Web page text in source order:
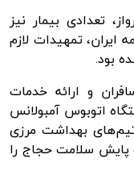
تعدادی بیمار نیز
ایران، تمهیدات لازم
بود.
و ارائه خدمات
اتوبوس آمبولانس
بهداشت مرزی
پایش سلامت حجاج را